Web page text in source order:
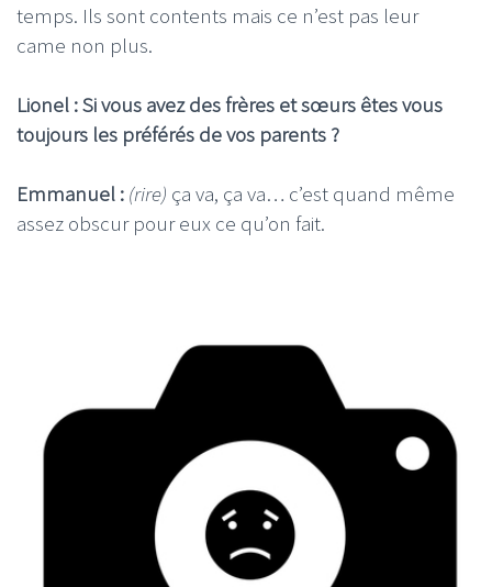
temps. Ils sont contents mais ce n’est pas leur
came non plus.
Lionel : Si vous avez des frères et sœurs êtes vous
toujours les préférés de vos parents ?
Emmanuel : (rire) ça va, ça va… c’est quand même
assez obscur pour eux ce qu’on fait.